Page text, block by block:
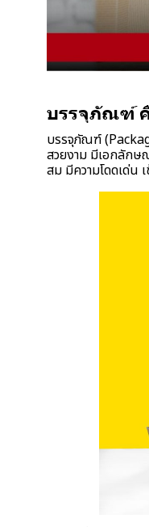
บรรจุภัณฑ์ คื
บรรจุภัณฑ์
สวยงาม มีเอกลักษ
สม มีความโดดเด่น